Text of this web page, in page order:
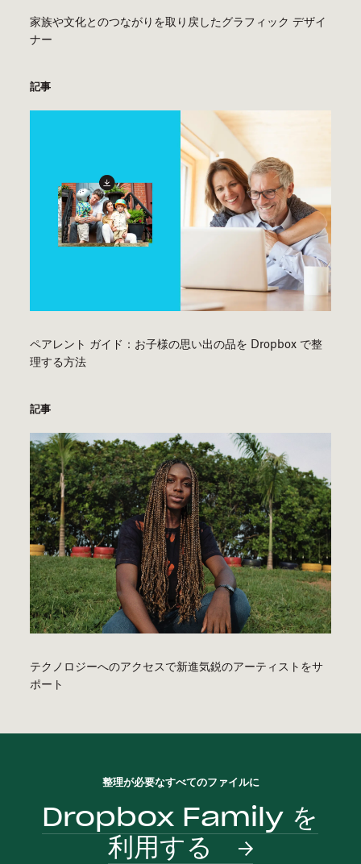
家族や文化とのつながりを取り戻したグラフィック デザイ
ナー
記事
ペアレント ガイド：お子様の思い出の品を Dropbox で整
理する方法
記事
テクノロジーへのアクセスで新進気鋭のアーティストをサ
ポート
整理が必要なすべてのファイルに
Dropbox Family を
利用する